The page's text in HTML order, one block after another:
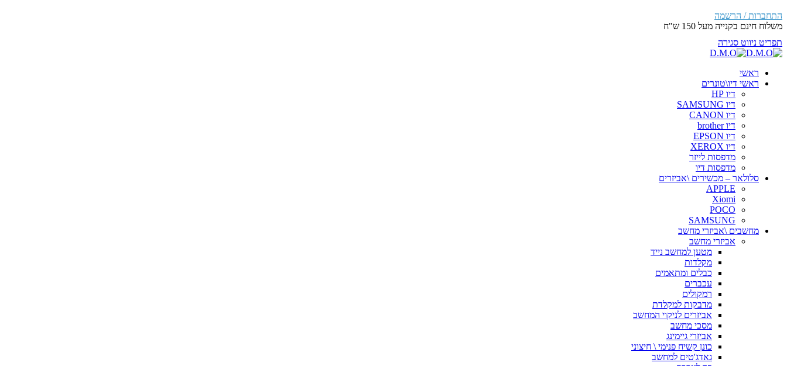
to
content
התחברות / הרשמה
משלוח חינם בקנייה מעל 150 ש"ח
תפריט ניווט סגירה
ראשי
ראשי דיו\טונרים
דיו HP
דיו SAMSUNG
דיו CANON
דיו brother
דיו EPSON
דיו XEROX
מדפסות לייזר
מדפסות דיו
סלולאר – מכשירים \אביזרים
APPLE
Xiomi
POCO
SAMSUNG
מחשבים \אביזרי מחשב
אביזרי מחשב
מטען למחשב נייד
מקלדות
כבלים ומתאמים
עכברים
רמקולים
מדבקות למקלדת
אביזרים לניקוי המחשב
מסכי מחשב
אביזרי גיימינג
כונן קשיח פנימי \ חיצוני
גאדג'טים למחשב